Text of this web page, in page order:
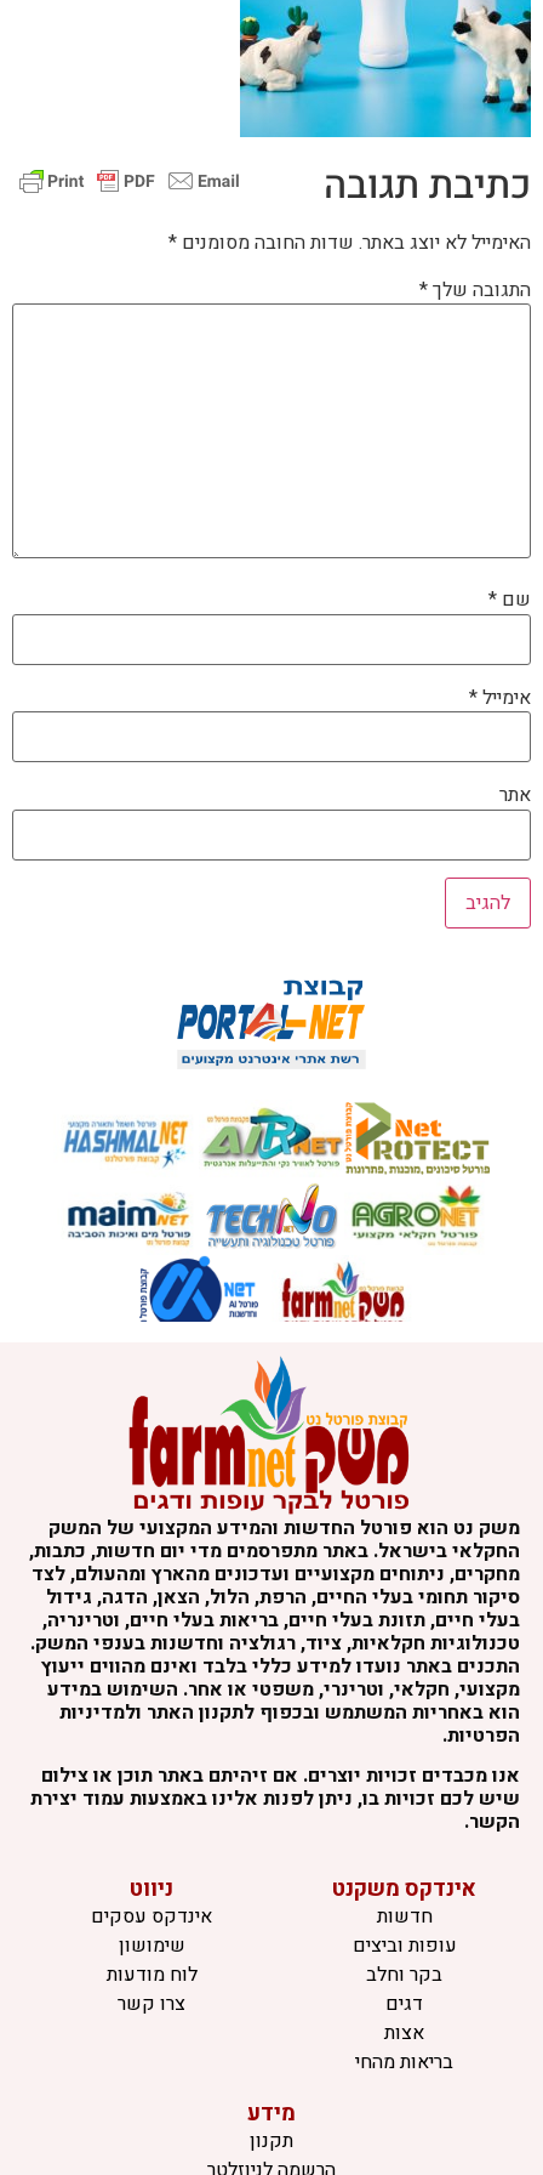
כתיבת תגובה
האימייל לא יוצג באתר. שדות החובה מסומנים *
התגובה שלך*
שם *
אימייל*
אתר
משק נט הוא פורטל החדשות והמידע המקצועי של המשק
החקלאי בישראל. באתר מתפרסמים מדי יום חדשות, כתבות,
מחקרים, ניתוחים מקצועיים ועדכונים מהארץ ומהעולם, לצד
סיקור תחומי בעלי החיים, הרפת, הלול, הצאן, הדגה, גידול
בעלי חיים, תזונת בעלי חיים, בריאות בעלי חיים, וטרינריה,
טכנולוגיות חקלאיות, ציוד, רגולציה וחדשנות בענפי המשק.
התכנים באתר נועדו למידע כללי בלבד ואינם מהווים ייעוץ
מקצועי, חקלאי, וטרינרי, משפטי או אחר. השימוש במידע
הוא באחריות המשתמש ובכפוף לתקנון האתר ולמדיניות
הפרטיות.
אנו מכבדים זכויות יוצרים. אם זיהיתם באתר תוכן או צילום
שיש לכם זכויות בו, ניתן לפנות אלינו באמצעות עמוד יצירת
הקשר.
אינדקס משקנט
חדשות
עופות וביצים
בקר וחלב
דגים
אצות
בריאות מהחי
ניווט
אינדקס עסקים
שימושון
לוח מודעות
צרו קשר
מידע
תקנון